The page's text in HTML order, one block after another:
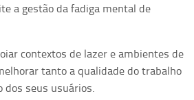
a gestão da fadiga mental de
contextos de lazer e ambientes de
tanto a qualidade do trabalho
dos seus usuários.